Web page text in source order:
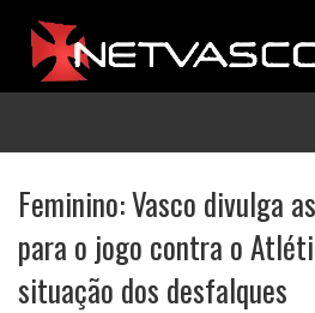
Feminino: Vasco divulga
para o jogo contra o
situação dos desfalques